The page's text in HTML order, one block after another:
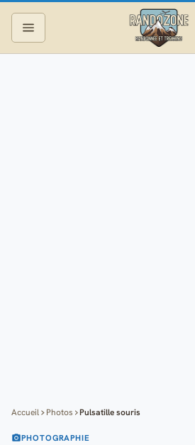
Accueil Photos Pulsatille souris
PHOTOGRAPHIE